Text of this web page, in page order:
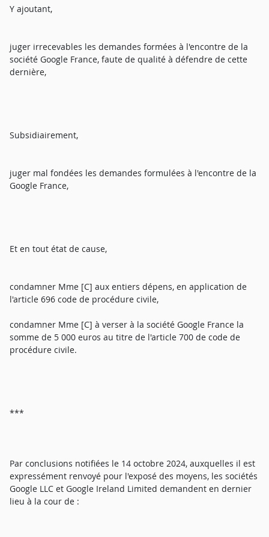
Y ajoutant,
juger irrecevables les demandes formées à l'encontre de la
société Google France, faute de qualité à défendre de cette
dernière,
Subsidiairement,
juger mal fondées les demandes formulées à l'encontre de la
Google France,
Et en tout état de cause,
condamner Mme [C] aux entiers dépens, en application de
l'article 696 code de procédure civile,
condamner Mme [C] à verser à la société Google France la
somme de 5 000 euros au titre de l'article 700 de code de
procédure civile.
***
Par conclusions notifiées le 14 octobre 2024, auxquelles il est
expressément renvoyé pour l'exposé des moyens, les sociétés
Google LLC et Google Ireland Limited demandent en dernier
lieu à la cour de :